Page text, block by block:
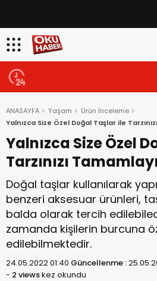
ANASAYFA Yaşam
Ürün İnceleme
Yalnızca Size Özel Doğal Taşlar ile
Yalnızca Size Özel
Tarzınızı
Doğal taşlar kullanılarak
benzeri aksesuar ürünleri,
balda olarak tercih
zamanda kişilerin burcuna
edilebilmektedir.
24.05.2022 01:40 Güncellenme :
- 2 viewskez okundu